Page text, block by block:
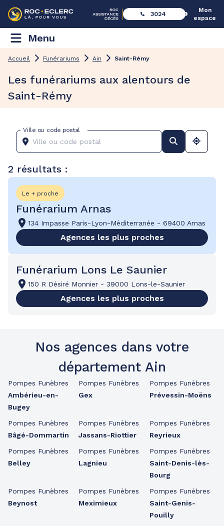
3024
Mon
espace
Menu
Accueil Funérariums Ain Saint-Rémy
Les funérariums aux alentours de
Saint-Rémy
Ville ou code postal
2 résultats :
Le + proche
Funérarium Arnas
134 Impasse Paris-Lyon-Méditerranée - 69400 Arnas
Agences les plus proches
Funérarium Lons Le Saunier
150 R Désiré Monnier - 39000 Lons-le-Saunier
Agences les plus proches
Nos agences dans votre
département Ain
Pompes Funèbres
Ambérieu-en-
Bugey
Pompes Funèbres
Bâgé-Dommartin
Pompes Funèbres
Belley
Pompes Funèbres
Beynost
Pompes Funèbres
Gex
Pompes Funèbres
Jassans-Riottier
Pompes Funèbres
Lagnieu
Pompes Funèbres
Meximieux
Pompes Funèbres
Prévessin-Moëns
Pompes Funèbres
Reyrieux
Pompes Funèbres
Saint-Denis-lès-
Bourg
Pompes Funèbres
Saint-Genis-
Pouilly